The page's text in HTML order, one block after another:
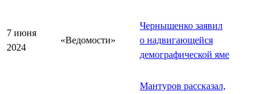
7 июня
2024
«Ведомости»
Чернышенко заявил
о надвигающейся
демографической яме
Мантуров рассказал,